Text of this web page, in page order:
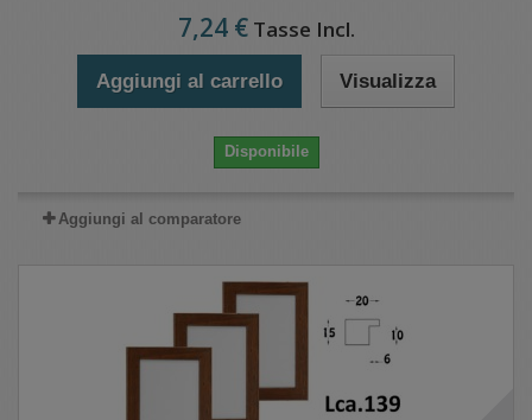
7,24 € Tasse Incl.
Aggiungi al carrello Visualizza
Disponibile
Aggiungi al comparatore